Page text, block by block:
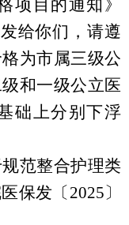
项目的通知》
给你们，请遵
为市属三级公
和一级公立医
础上分别下浮
范整合护理类
医保发〔 2025〕